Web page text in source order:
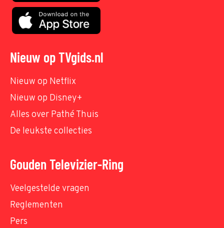
Nieuw op TVgids.nl
Nieuw op Netflix
Nieuw op Disney+
Alles over Pathé Thuis
De leukste collecties
Gouden Televizier-Ring
Veelgestelde vragen
Reglementen
Pers